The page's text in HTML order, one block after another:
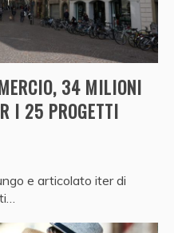
34 MILIONI
I 25 PROGETTI
e articolato iter di